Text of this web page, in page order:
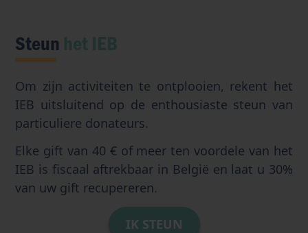
Steun het IEB
Om zijn activiteiten te ontplooien, rekent het
IEB uitsluitend op de enthousiaste steun van
particuliere donateurs.
Elke gift van 40 € of meer ten voordele van het
IEB is fiscaal aftrekbaar in België en laat u 30%
van uw gift recupereren.
IK STEUN